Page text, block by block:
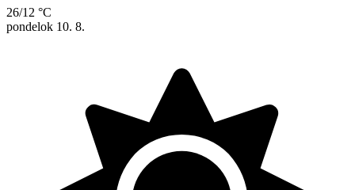
26/12 °C
pondelok 10. 8.